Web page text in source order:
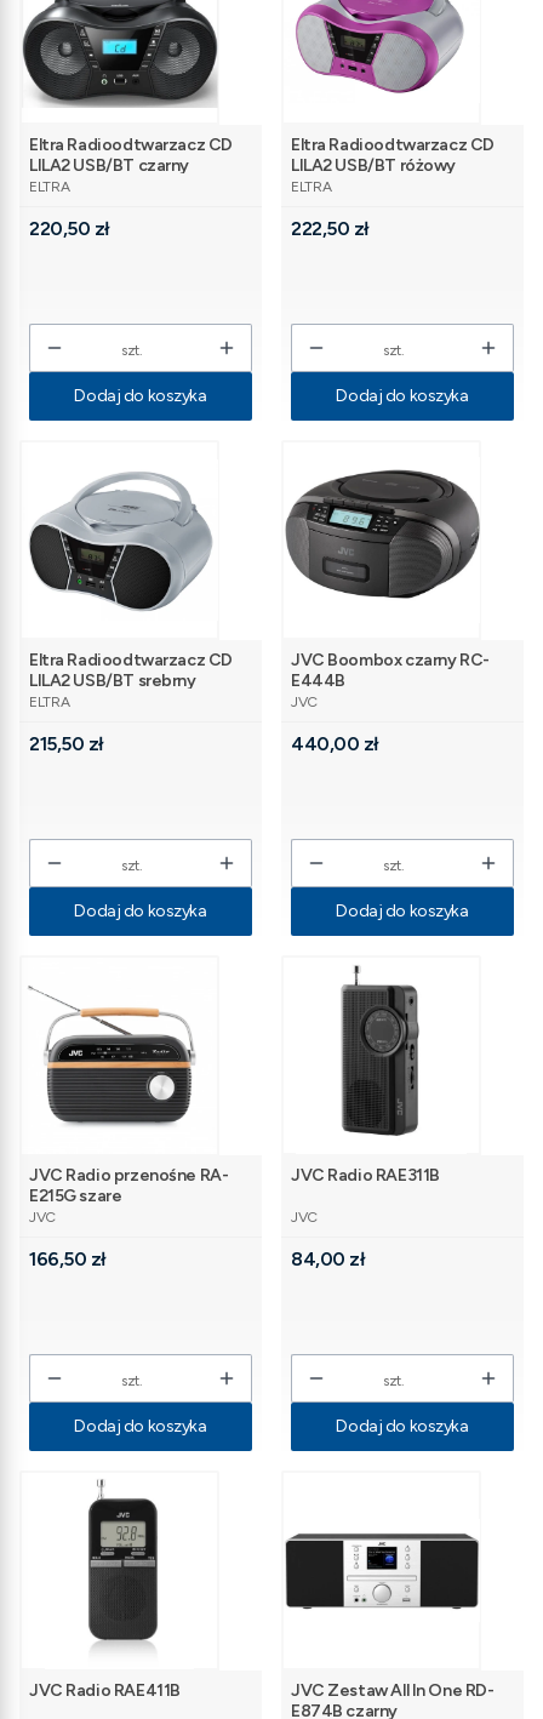
Eltra Radioodtwarzacz CD
LILA2 USB/BT czarny
PRODUCENT
ELTRA
Cena
220,50 zł
szt.
Dodaj do koszyka
Eltra Radioodtwarzacz CD
LILA2 USB/BT różowy
PRODUCENT
ELTRA
Cena
222,50 zł
szt.
Dodaj do koszyka
Eltra Radioodtwarzacz CD
LILA2 USB/BT srebrny
PRODUCENT
ELTRA
Cena
215,50 zł
szt.
Dodaj do koszyka
JVC Boombox czarny RC-
E444B
PRODUCENT
JVC
Cena
440,00 zł
szt.
Dodaj do koszyka
JVC Radio przenośne RA-
E215G szare
PRODUCENT
JVC
Cena
166,50 zł
szt.
Dodaj do koszyka
JVC Radio RAE311B
PRODUCENT
JVC
Cena
84,00 zł
szt.
Dodaj do koszyka
JVC Radio RAE411B
JVC Zestaw All In One RD-
E874B czarny